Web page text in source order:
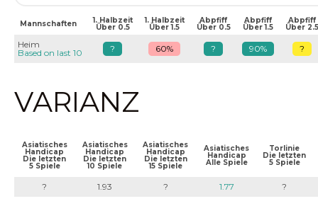
Mannschaften 1. Halbzeit
Über 0.5
1. Halbzeit
Über 1.5
Abpfiff
Über 0.5
Abpfiff
Über 1.5
Abpfiff
Über 2.5
Heim
Based on last 10
? 60% ? 90% ?
VARIANZ
Asiatisches
Handicap
Die letzten
5 Spiele
Asiatisches
Handicap
Die letzten
10 Spiele
Asiatisches
Handicap
Die letzten
15 Spiele
Asiatisches
Handicap
Alle Spiele
Torlinie
Die letzten
5 Spiele
? 1.93 ? 1.77 ?